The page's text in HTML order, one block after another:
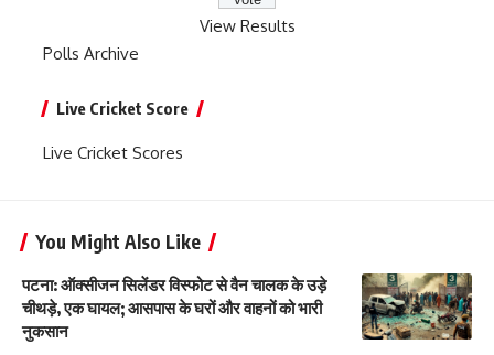
View Results
Polls Archive
Live Cricket Score
Live Cricket Scores
You Might Also Like
पटना: ऑक्सीजन सिलेंडर विस्फोट से वैन चालक के उड़े
चीथड़े, एक घायल; आसपास के घरों और वाहनों को भारी
नुकसान